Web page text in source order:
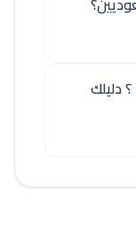
دليلك